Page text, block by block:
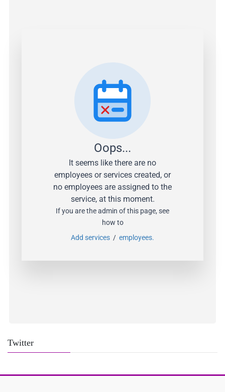
Oops...
It seems like there are no
employees or services created, or
no employees are assigned to the
service, at this moment.
If you are the admin of this page, see
how to
Add services / employees.
Twitter